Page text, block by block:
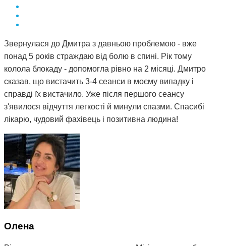
Звернулася до Дмитра з давньою проблемою - вже
понад 5 років страждаю від болю в спині. Рік тому
колола блокаду - допомогла рівно на 2 місяці. Дмитро
сказав, що вистачить 3-4 сеанси в моєму випадку і
справді їх вистачило. Уже після першого сеансу
з'явилося відчуття легкості й минули спазми. Спасибі
лікарю, чудовий фахівець і позитивна людина!
Олена